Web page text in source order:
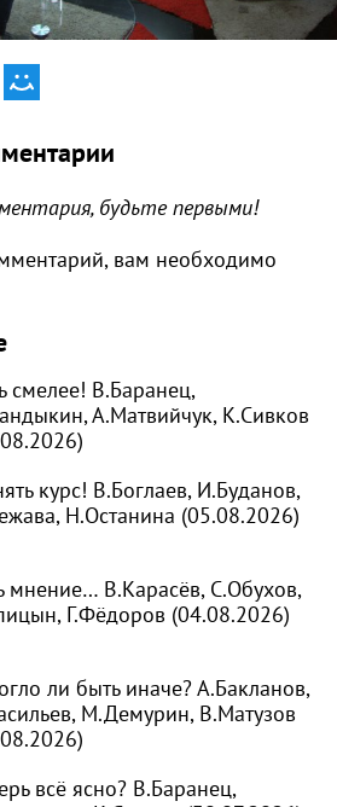
будьте первыми!
вам необходимо
смелее! В.Баранец,
А.Матвийчук, К.Сивков
курс! В.Боглаев, И.Буданов,
Н.Останина (05.08.2026)
мнение… В.Карасёв, С.Обухов,
Г.Фёдоров (04.08.2026)
ли быть иначе? А.Бакланов,
М.Демурин, В.Матузов
всё ясно? В.Баранец,